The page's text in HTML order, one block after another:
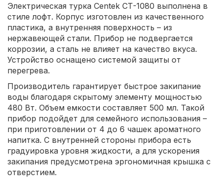
Электрическая турка Centek СТ-1080 выполнена в
стиле лофт. Корпус изготовлен из качественного
пластика, а внутренняя поверхность – из
нержавеющей стали. Прибор не подвергается
коррозии, а сталь не влияет на качество вкуса.
Устройство оснащено системой защиты от
перегрева.
Производитель гарантирует быстрое закипание
воды благодаря скрытому элементу мощностью
480 Вт. Объем емкости составляет 500 мл. Такой
прибор подойдет для семейного использования –
при приготовлении от 4 до 6 чашек ароматного
напитка. С внутренней стороны прибора есть
градуировка уровня жидкости, а для ускорения
закипания предусмотрена эргономичная крышка с
отверстием.